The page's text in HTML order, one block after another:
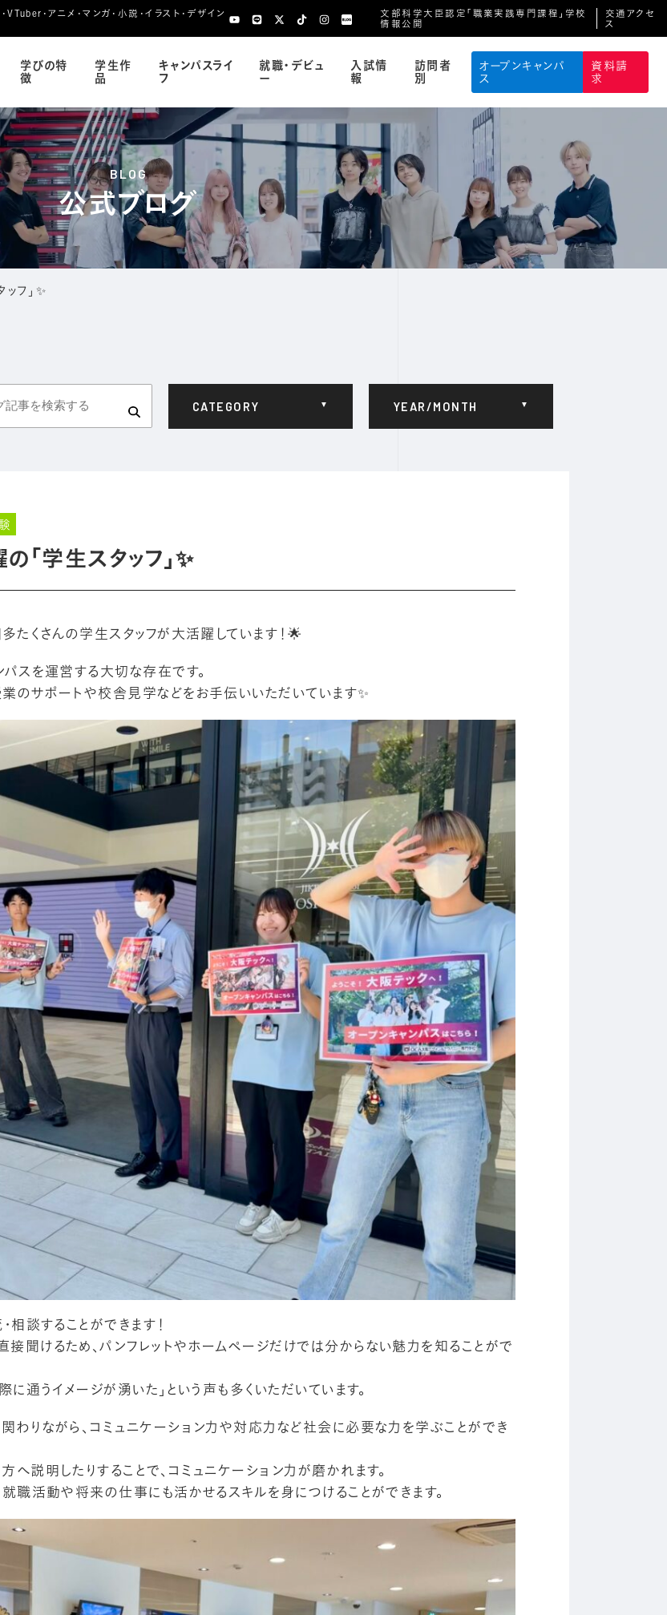
・アニメ・マンガ・小説・イラスト・デザイン
文部科学大臣認定「職業実践専門課程」学校
情報公開
交通アクセ
ス
学びの特
徴
学生作
品
キャンパスライ
フ
就職・デビュ
ー
入試情
報
訪問者
別
オープンキャンパ
ス
資料請
求
BLOG
公式ブログ
フ」✨
CATEGORY YEAR/MONTH
「学生スタッフ」✨
たくさんの学生スタッフが大活躍しています！🌟
スを運営する大切な存在です。
のサポートや校舎見学などをお手伝いいただいています✨
相談することができます！
聞けるため、パンフレットやホームページだけでは分からない魅力を知ることがで
通うイメージが湧いた」という声も多くいただいています。
わりながら、コミュニケーション力や対応力など社会に必要な力を学ぶことができ
説明したりすることで、コミュニケーション力が磨かれます。
職活動や将来の仕事にも活かせるスキルを身につけることができます。